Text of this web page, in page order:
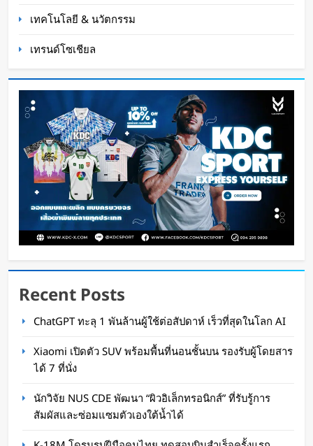
แรก
Oat Content 18 ชั่วโมง ago
กำไรพุ่ง SK Hynix ทำสถิติสูงสุด กวาดรายได้มาก
WaWaW Content
เทคโนโลยี & นวัตกรรม
เทรนด์โซเชียล
Recent Posts
ChatGPT ทะลุ 1 พันล้านผู้ใช้ต่อสัปดาห์ เร็วที่สุดในโลก AI
Xiaomi เปิดตัว SUV พร้อมพื้นที่นอนชั้นบน รองรับผู้โดยสาร
ได้ 7 ที่นั่ง
นักวิจัย NUS CDE พัฒนา “ผิวอิเล็กทรอนิกส์” ที่รับรู้การ
สัมผัสและซ่อมแซมตัวเองใต้น้ำได้